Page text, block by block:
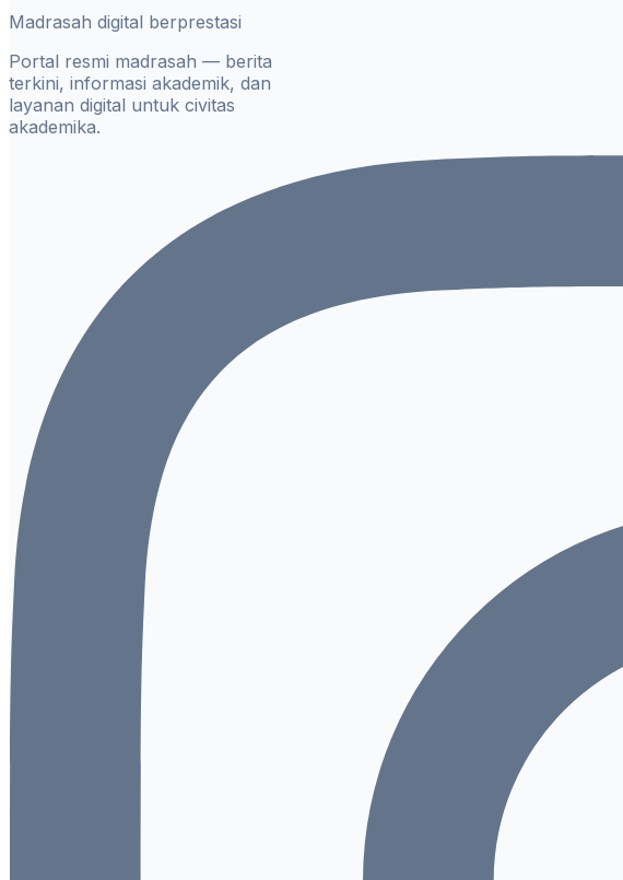
Madrasah digital berprestasi
Portal resmi madrasah — berita
terkini, informasi akademik, dan
layanan digital untuk civitas
akademika.